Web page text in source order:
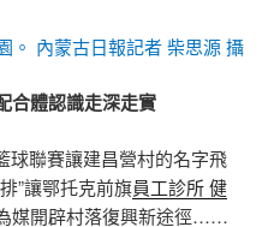
。 內蒙古日報記者 柴思源 攝
合體認識走深走實
球聯賽讓建昌營村的名字飛
”讓鄂托克前旗員工診所 健
媒開辟村落復興新途徑……